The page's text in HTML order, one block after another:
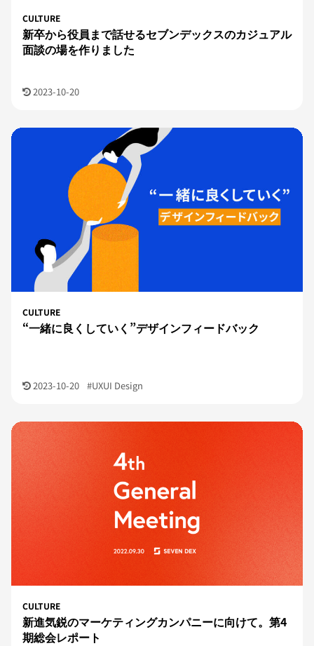
CULTURE
新卒から役員まで話せるセブンデックスのカジュアル
面談の場を作りました
2023-10-20
CULTURE
“一緒に良くしていく”デザインフィードバック
2023-10-20 #UXUI Design
CULTURE
新進気鋭のマーケティングカンパニーに向けて。第4
期総会レポート